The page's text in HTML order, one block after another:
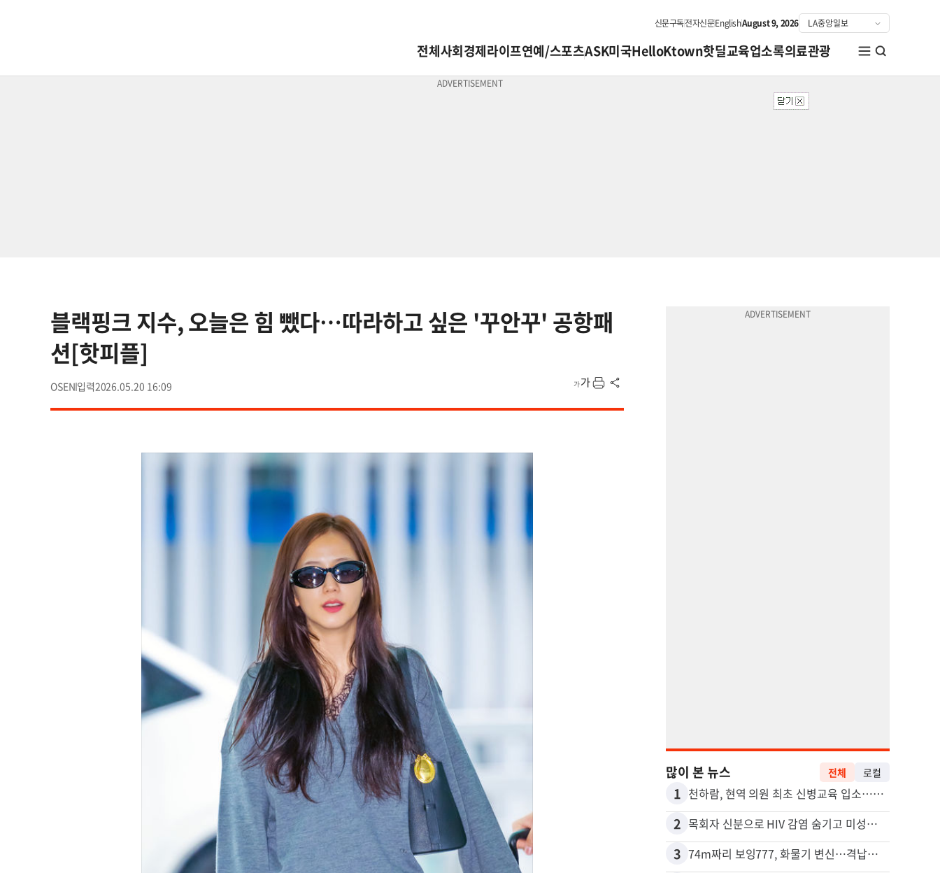
신문구독전자신문EnglishAugust 9, 2026
전체사회경제라이프연예/스포츠ASK미국HelloKtown핫딜교육업소록의료관광
블랙핑크 지수, 오늘은 힘 뺐다…따라하고 싶은 '꾸안꾸' 공항패
션[핫피플]
OSEN 2026.05.20 16:09
많이 본 뉴스 전체 로컬
1 천하람, 현역 의원 최초 신병교육 입소…논산서 2박3일 생활
2 목회자 신분으로 HIV 감염 숨기고 미성년자와 성관계
3 74m짜리 보잉777, 화물기 변신…격납고서 ‘보물’ 찾는 인천공항